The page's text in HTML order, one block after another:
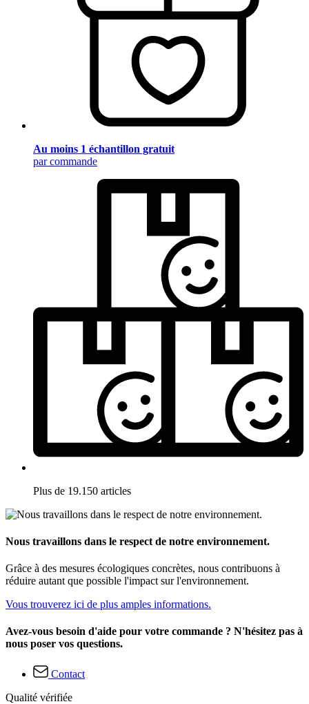
Au moins 1 échantillon gratuit
par commande
Plus de 19.150 articles
Nous travaillons dans le respect de notre environnement.
Grâce à des mesures écologiques concrètes, nous contribuons à
réduire autant que possible l'impact sur l'environnement.
Vous trouverez ici de plus amples informations.
Avez-vous besoin d'aide pour votre commande ? N'hésitez pas à
nous poser vos questions.
Contact
Qualité vérifiée